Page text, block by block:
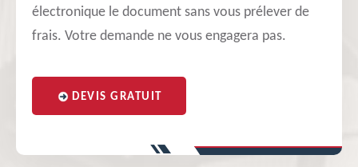
électronique le document sans vous prélever de
frais. Votre demande ne vous engagera pas.
DEVIS GRATUIT